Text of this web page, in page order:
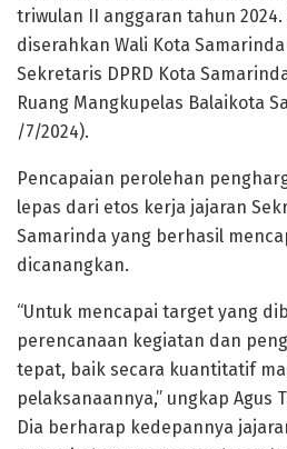
triwulan II anggaran tahun
diserahkan Wali Kota
Sekretaris DPRD Kota
Ruang Mangkupelas Balaikota
/7/2024).
Pencapaian perolehan
lepas dari etos kerja jajaran
Samarinda yang berhasil
dicanangkan.
“Untuk mencapai target yang
perencanaan kegiatan dan
tepat, baik secara kuantitatif
pelaksanaannya,” ungkap Agus
Dia berharap kedepannya